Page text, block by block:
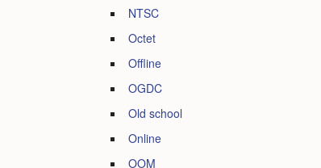
NTSC
Octet
Offline
OGDC
Old school
Online
OOM